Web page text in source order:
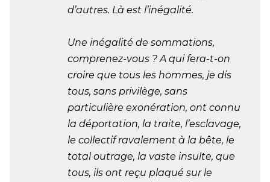
d’autres. Là est l’inégalité.
Une inégalité de sommations,
comprenez-vous ? A qui fera-t-on
croire que tous les hommes, je dis
tous, sans privilège, sans
particulière exonération, ont connu
la déportation, la traite, l’esclavage,
le collectif ravalement à la bête, le
total outrage, la vaste insulte, que
tous, ils ont reçu plaqué sur le